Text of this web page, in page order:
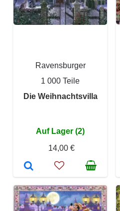
Ravensburger
1 000 Teile
Die Weihnachtsvilla
Auf Lager (2)
14,00 €